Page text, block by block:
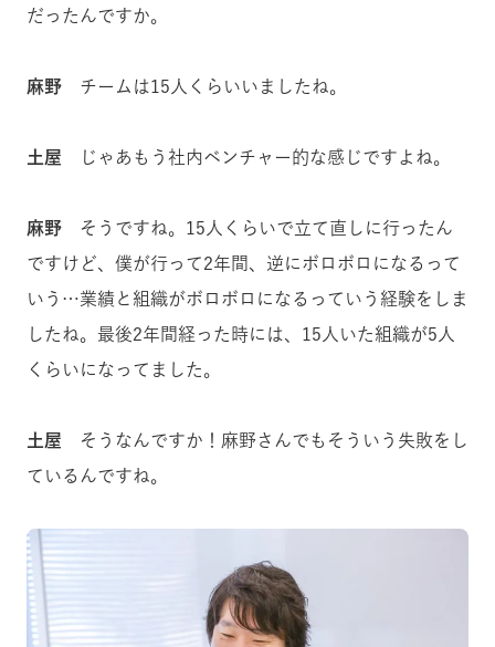
だったんですか。
麻野 チームは15人くらいいましたね。
土屋 じゃあもう社内ベンチャー的な感じですよね。
麻野 そうですね。15人くらいで立て直しに行ったん
ですけど、僕が行って2年間、逆にボロボロになるって
いう…業績と組織がボロボロになるっていう経験をしま
したね。最後2年間経った時には、15人いた組織が5人
くらいになってました。
土屋 そうなんですか！麻野さんでもそういう失敗をし
ているんですね。